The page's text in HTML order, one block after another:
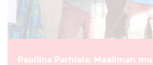
Pauliina Parhiala: Maailman